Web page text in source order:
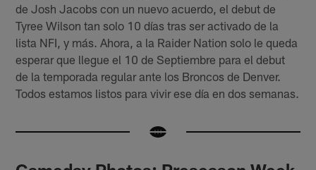
de Josh Jacobs con un nuevo acuerdo, el debut de
Tyree Wilson tan solo 10 días tras ser activado de la
lista NFI, y más. Ahora, a la Raider Nation solo le queda
esperar que llegue el 10 de Septiembre para el debut
de la temporada regular ante los Broncos de Denver.
Todos estamos listos para vivir ese día en dos semanas.